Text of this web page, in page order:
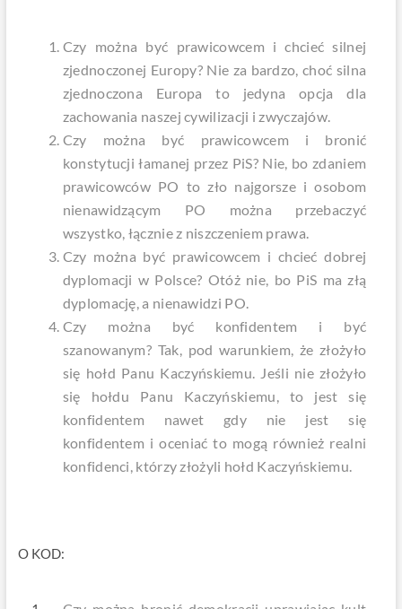
Czy można być prawicowcem i chcieć silnej
zjednoczonej Europy? Nie za bardzo, choć silna
zjednoczona Europa to jedyna opcja dla
zachowania naszej cywilizacji i zwyczajów.
Czy można być prawicowcem i bronić
konstytucji łamanej przez PiS? Nie, bo zdaniem
prawicowców PO to zło najgorsze i osobom
nienawidzącym PO można przebaczyć
wszystko, łącznie z niszczeniem prawa.
Czy można być prawicowcem i chcieć dobrej
dyplomacji w Polsce? Otóż nie, bo PiS ma złą
dyplomację, a nienawidzi PO.
Czy można być konfidentem i być
szanowanym? Tak, pod warunkiem, że złożyło
się hołd Panu Kaczyńskiemu. Jeśli nie złożyło
się hołdu Panu Kaczyńskiemu, to jest się
konfidentem nawet gdy nie jest się
konfidentem i oceniać to mogą również realni
konfidenci, którzy złożyli hołd Kaczyńskiemu.
O KOD: